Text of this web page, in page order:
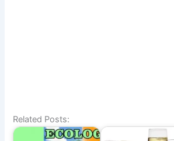
Related Posts: